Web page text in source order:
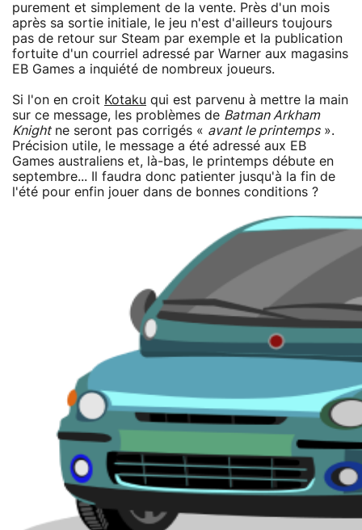
purement et simplement de la vente. Près d'un mois
après sa sortie initiale, le jeu n'est d'ailleurs toujours
pas de retour sur Steam par exemple et la publication
fortuite d'un courriel adressé par Warner aux magasins
EB Games a inquiété de nombreux joueurs.
Si l'on en croit Kotaku qui est parvenu à mettre la main
sur ce message, les problèmes de Batman Arkham
Knightne seront pas corrigés « avant le printemps».
Précision utile, le message a été adressé aux EB
Games australiens et, là-bas, le printemps débute en
septembre... Il faudra donc patienter jusqu'à la fin de
l'été pour enfin jouer dans de bonnes conditions ?